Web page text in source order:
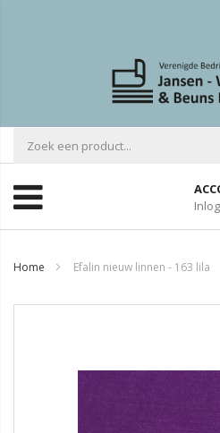
Home Efalin nieuw linnen - 163 lila